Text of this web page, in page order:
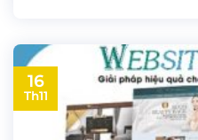
16
Th11